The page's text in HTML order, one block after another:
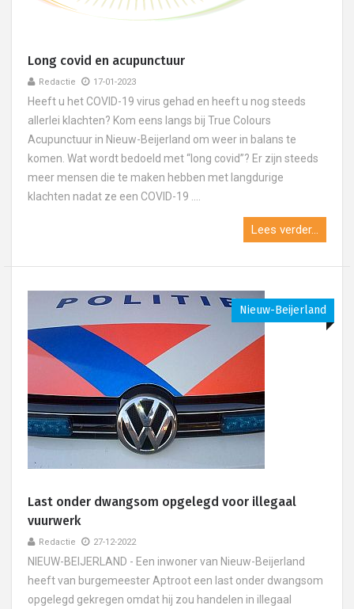
Long covid en acupunctuur
Redactie 17-01-2023
Heeft u het COVID-19 virus gehad en heeft u nog steeds
allerlei klachten? Kom eens langs bij True Colours
Acupunctuur in Nieuw-Beijerland om weer in balans te
komen. Wat wordt bedoeld met “long covid”? Er zijn steeds
meer mensen die te maken hebben met langdurige
klachten nadat ze een COVID-19 ....
Lees verder...
Nieuw-Beijerland
Last onder dwangsom opgelegd voor illegaal
vuurwerk
Redactie 27-12-2022
NIEUW-BEIJERLAND - Een inwoner van Nieuw-Beijerland
heeft van burgemeester Aptroot een last onder dwangsom
opgelegd gekregen omdat hij zou handelen in illegaal